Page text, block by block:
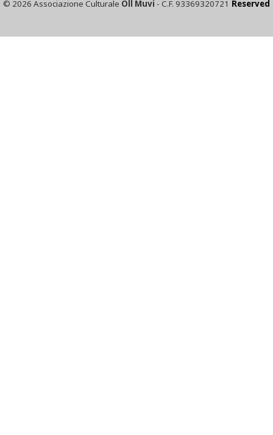
© 2026 Associazione Culturale Oll Muvi - C.F. 93369320721 Reserved